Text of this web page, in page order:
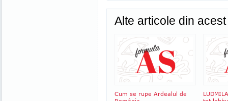
Alte articole din
Cum se rupe Ardealul de